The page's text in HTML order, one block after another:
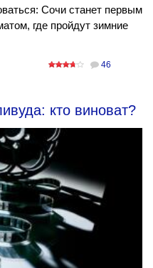
Сочи станет первым
где пройдут зимние
46
кто виноват?